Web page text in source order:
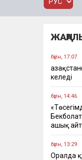
бүгін, 17:07
келеді
бүгін, 14:46
ашық
бүгін, 13:29
Оралда